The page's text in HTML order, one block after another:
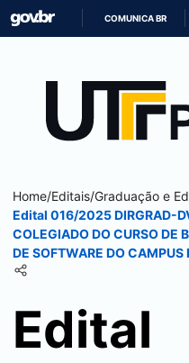
COMUNICA BR
Home/Editais/Graduação e
Edital 016/2025 DIRGRAD-
COLEGIADO DO CURSO DE
DE SOFTWARE DO CAMPUS
Edital